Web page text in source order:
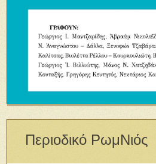
Περιοδικό ΡωμΝιός